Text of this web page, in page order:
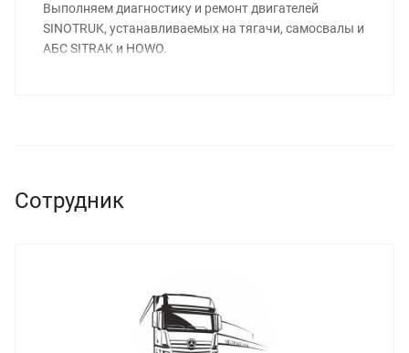
Выполняем диагностику и ремонт двигателей
SINOTRUK, устанавливаемых на тягачи, самосвалы и
АБС SITRAK и HOWO.
Сотрудник